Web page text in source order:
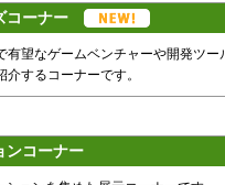
コーナー
有望なゲームベンチャーや開発ツー
するコーナーです。
ンコーナー